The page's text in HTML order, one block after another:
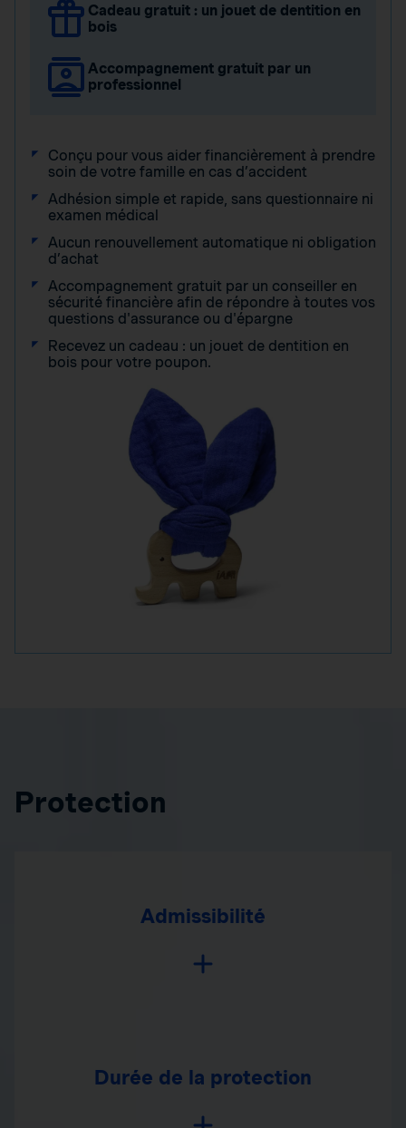
Cadeau gratuit : un jouet de dentition en
bois
Accompagnement gratuit par un
professionnel
Conçu pour vous aider financièrement à prendre
soin de votre famille en cas d’accident
Adhésion simple et rapide, sans questionnaire ni
examen médical
Aucun renouvellement automatique ni obligation
d’achat
Accompagnement gratuit par un conseiller en
sécurité financière afin de répondre à toutes vos
questions d'assurance ou d'épargne
Recevez un cadeau : un jouet de dentition en
bois pour votre poupon.
Protection
Admissibilité
Durée de la protection